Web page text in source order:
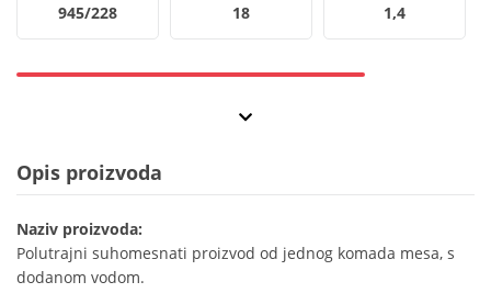
945/228 18 1,4
Opis proizvoda
Naziv proizvoda:
Polutrajni suhomesnati proizvod od jednog komada mesa, s
dodanom vodom.